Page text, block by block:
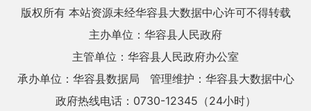
版权所有 本站资源未经华容县大数据中心许可不得转载
主办单位：华容县人民政府
主管单位：华容县人民政府办公室
承办单位：华容县数据局
管理维护：华容县大数据中心
政府热线电话：0730-12345（24小时）